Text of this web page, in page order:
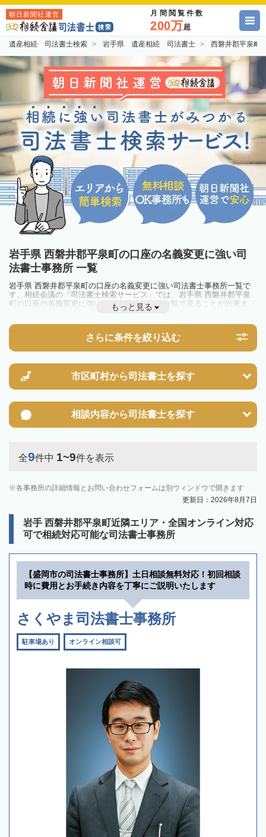
朝日新聞社運営 月間閲覧件数
200万超
遺産相続 司法書士検索 岩手県 遺産相続 司法書士 西磐井郡平泉
岩手県 西磐井郡平泉町の口座の名義変更に強い司
法書士事務所 一覧
岩手県 西磐井郡平泉町の口座の名義変更に強い司法書士事務所一覧で
す。相続会議の「司法書士検索サービス」では、岩手県 西磐井郡平泉
町の口座の名義変更に強い司法書士事務所を一覧で見ることが出来ま
す。相続のトラブルやお悩みを抱えている方は一度近隣の司法書士に相
もっと見る
さらに条件を絞り込む
市区町村から司法書士を探す
相談内容から司法書士を探す
全9件中 1~9件を表示
各事務所の詳細情報とお問い合わせフォームは別ウィンドウで開きます
更新日：2026年8月7日
岩手 西磐井郡平泉町近隣エリア・全国オンライン対応
可で相続対応可能な司法書士事務所
【盛岡市の司法書士事務所】土日相談無料対応！初回相談
時に費用とお手続き内容を丁寧にご説明いたします
さくやま司法書士事務所
駐車場あり オンライン相談可